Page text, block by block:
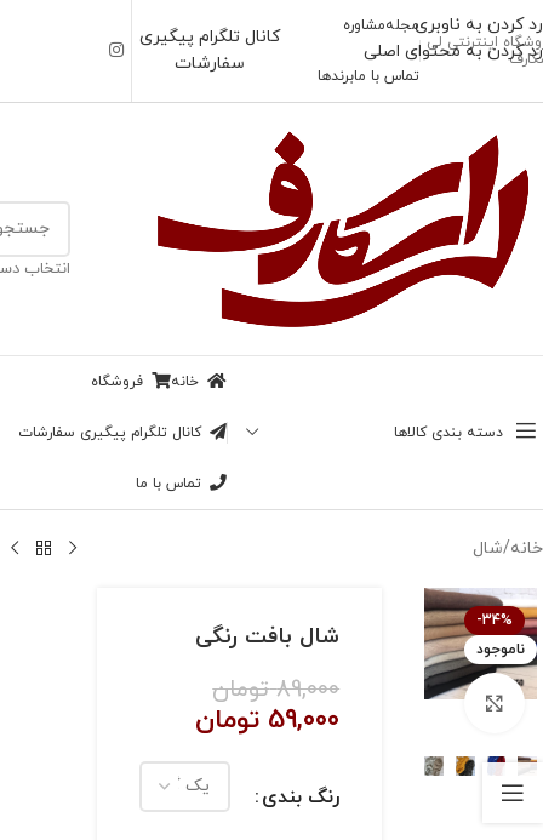
رد کردن به ناوبری
رد کردن به محتوای اصلی
اینترنتی لی
مجلهمشاوره
تماس با مابرندها
کانال تلگرام پیگیری
سفارشات
انتخاب
دسته بندی کالاها
خانه فروشگاه
کانال تلگرام پیگیری سفارشات
تماس با ما
خانه/شال
-34%
ناموجود
بزرگنمایی تصویر
شال بافت رنگی
89,000 تومان
59,000 تومان
رنگ بندی